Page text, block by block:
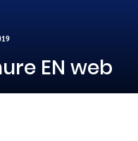
EN web